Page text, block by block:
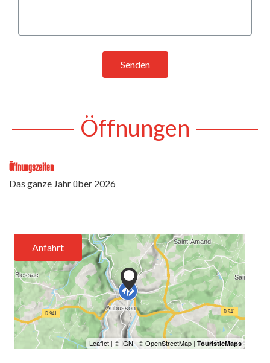
Senden
Öffnungen
Öffnungszeiten
Das ganze Jahr über 2026
Anfahrt